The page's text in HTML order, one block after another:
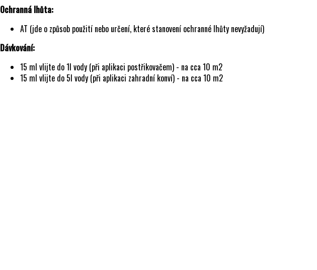
Ochranná lhůta:
AT (jde o způsob použití nebo určení, které stanovení ochranné lhůty nevyžadují)
Dávkování:
15 ml vlijte do 1l vody (při aplikaci postřikovačem) - na cca 10 m2
15 ml vlijte do 5l vody (při aplikaci zahradní konví) - na cca 10 m2